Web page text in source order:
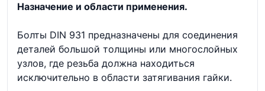
Назначение и области применения.
Болты DIN 931 предназначены для соединения
деталей большой толщины или многослойных
узлов, где резьба должна находиться
исключительно в области затягивания гайки.